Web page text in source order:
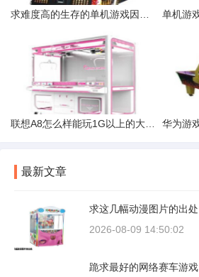
最新文章
求这几幅动漫图片的出处
2026-08-09 14:50:02
跪求最好的网络赛车游戏